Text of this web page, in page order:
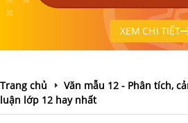
XEM CHI TIẾT
Trang chủ
Văn mẫu 12 - Phân tích,
luận lớp 12 hay nhất